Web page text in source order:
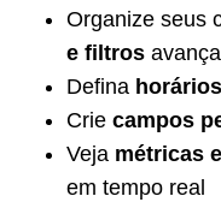
Organize seus
e filtros
Defina
Crie campos
Veja métricas
em tempo real